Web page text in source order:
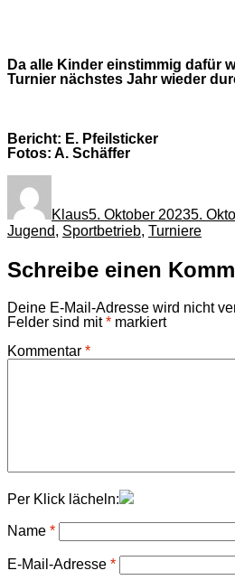
Da alle Kinder einstimmig dafür
Turnier nächstes Jahr wieder
Bericht: E. Pfeilsticker
Fotos: A. Schäffer
Klaus5. Oktober 20235.
Jugend, Sportbetrieb, Turniere
Schreibe einen
Deine E-Mail-Adresse wird nicht
Felder sind mit* markiert
Kommentar *
Per Klick lächeln:
Name *
E-Mail-Adresse *